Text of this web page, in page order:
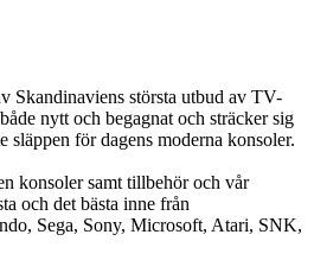
Skandinaviens största utbud av TV-
nytt och begagnat och sträcker sig
släppen för dagens moderna konsoler.
konsoler samt tillbehör och vår
och det bästa inne från
Sega, Sony, Microsoft, Atari, SNK,